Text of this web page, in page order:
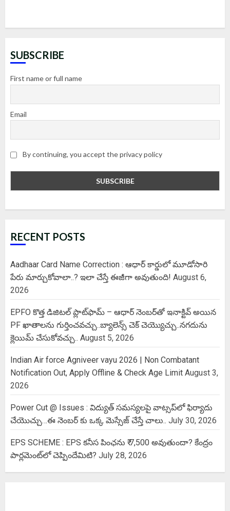
SUBSCRIBE
First name or full name
Email
By continuing, you accept the privacy policy
RECENT POSTS
Aadhaar Card Name Correction : ఆధార్ కార్డులో మూడోసారి
పేరు మార్చుకోవాలా..? ఇలా చేస్తే ఈజీగా అవుతుంది! August 6,
2026
EPFO కొత్త డిజిటల్ ప్లాట్‌ఫామ్‌ – ఆధార్ నెంబర్‌తో ఇనాక్టివ్ అయిన
PF ఖాతాలను గుర్తించవచ్చు..బ్యాలెన్స్ చెక్ చెయ్యొచ్చు..నగదును
క్లెయిమ్ చేసుకోవచ్చు.. August 5, 2026
Indian Air force Agniveer vayu 2026 | Non Combatant
Notification Out, Apply Offline & Check Age Limit August 3,
2026
Power Cut @ Issues : విద్యుత్ సమస్యలపై వాట్సప్‌లో ఫిర్యాదు
చేయొచ్చు…ఈ నెంబర్ కు ఒక్క మెస్సేజ్ చేస్తే చాలు.. July 30, 2026
EPS SCHEME : EPS కనీస పింఛను ₹ 7,500 అవుతుందా? కేంద్రం
పార్లమెంట్‌లో చెప్పిందేమిటి? July 28, 2026